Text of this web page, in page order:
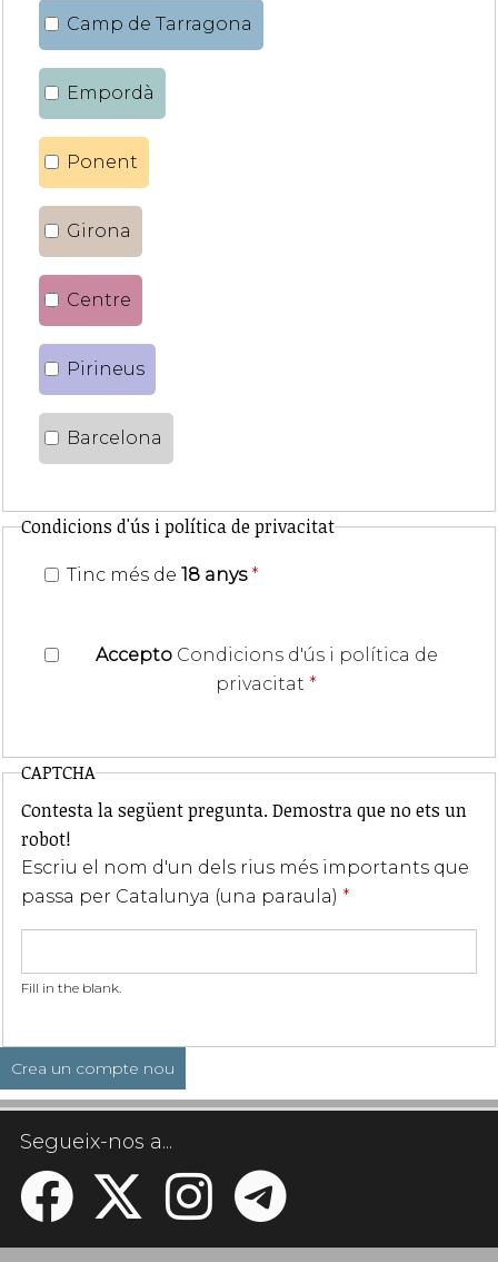
Camp de Tarragona
Empordà
Ponent
Girona
Centre
Pirineus
Barcelona
Condicions d'ús i política de privacitat
Tinc més de 18 anys *
Accepto Condicions d'ús i política de
privacitat *
CAPTCHA
Contesta la següent pregunta. Demostra que no ets un
robot!
Escriu el nom d'un dels rius més importants que
passa per Catalunya (una paraula) *
Fill in the blank.
Segueix-nos a...